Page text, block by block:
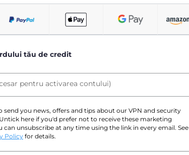
tău de credit
pentru activarea contului)
send you news, offers and tips about our VPN and security
here if you'd prefer not to receive these marketing
can unsubscribe at any time using the link in every email. See
Policy for details.